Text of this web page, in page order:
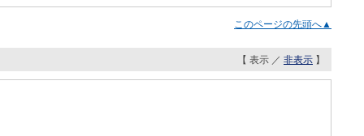
このページの先頭へ▲
【 表示 ／ 非表示 】